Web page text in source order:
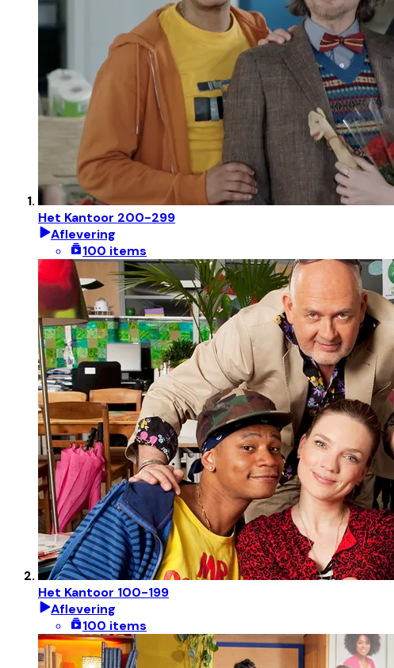
Het Kantoor 200-299
Aflevering
100 items
Het Kantoor 100-199
Aflevering
100 items